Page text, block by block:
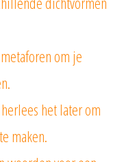
om je
het later om
maken.